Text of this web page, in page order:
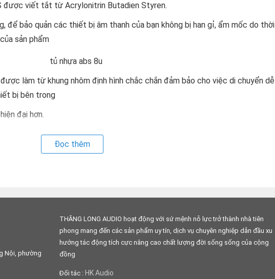
được viết tắt từ Acrylonitrin Butadien Styren.
để bảo quản các thiết bị âm thanh của bạn không bị han gỉ, ẩm mốc do thời
sản phẩm
làm từ khung nhôm định hình chắc chắn đảm bảo cho việc di chuyển dễ
bị bên trong
đại hơn.
Đọc thêm
Nội, phường
THĂNG LONG AUDIO hoạt động với sứ mệnh nỗ lực trở thành nhà tiên
phong mang đến các sản phẩm uy tín, dịch vụ chuyên nghiệp dẫn đầu xu
hướng tác động tích cực nâng cao chất lượng đời sống sống của cộng
đồng
Đối tác : HK Audio